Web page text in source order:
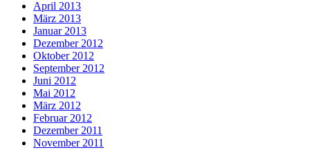
April 2013
März 2013
Januar 2013
Dezember 2012
Oktober 2012
September 2012
Juni 2012
Mai 2012
März 2012
Februar 2012
Dezember 2011
November 2011